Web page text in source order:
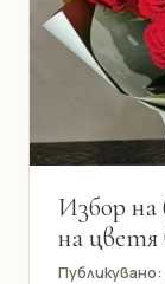
Избор на
на цветя
Публикувано: